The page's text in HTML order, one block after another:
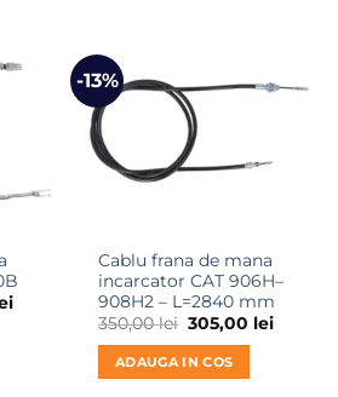
Prețul
400,00 lei.
-13%
Cablu frana de mana
incarcator CAT 906H–
908H2 – L=2840 mm
350,00lei Prețul
inițial
a
fost:
350,00 lei.
305,00 leiPrețul
ADAUGA IN COS